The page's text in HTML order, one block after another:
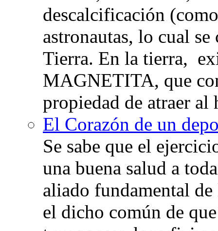
descalcificación
astronautas, lo cual
Tierra. En la tierra,
MAGNETITA, que
propiedad de atraer
El Corazón de un
Se sabe que el
una buena salud a
aliado fundamental
el dicho común de